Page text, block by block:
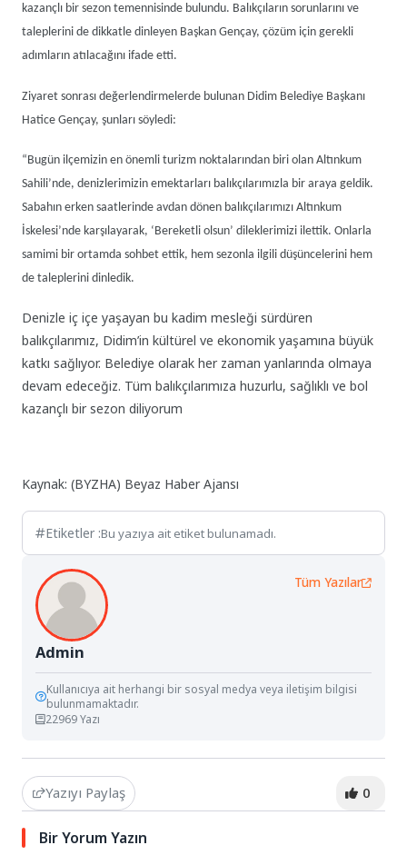
kazançlı bir sezon temennisinde bulundu. Balıkçıların sorunlarını ve
taleplerini de dikkatle dinleyen Başkan Gençay, çözüm için gerekli
adımların atılacağını ifade etti.
Ziyaret sonrası değerlendirmelerde bulunan Didim Belediye Başkanı
Hatice Gençay, şunları söyledi:
“Bugün ilçemizin en önemli turizm noktalarından biri olan Altınkum
Sahili’nde, denizlerimizin emektarları balıkçılarımızla bir araya geldik.
Sabahın erken saatlerinde avdan dönen balıkçılarımızı Altınkum
İskelesi’nde karşılayarak, ‘Bereketli olsun’ dileklerimizi ilettik. Onlarla
samimi bir ortamda sohbet ettik, hem sezonla ilgili düşüncelerini hem
de taleplerini dinledik.
Denizle iç içe yaşayan bu kadim mesleği sürdüren
balıkçılarımız, Didim’in kültürel ve ekonomik yaşamına büyük
katkı sağlıyor. Belediye olarak her zaman yanlarında olmaya
devam edeceğiz. Tüm balıkçılarımıza huzurlu, sağlıklı ve bol
kazançlı bir sezon diliyorum
Kaynak: (BYZHA) Beyaz Haber Ajansı
Etiketler :Bu yazıya ait etiket bulunamadı.
Admin
Tüm Yazılar
Kullanıcıya ait herhangi bir sosyal medya veya iletişim bilgisi
bulunmamaktadır.
22969 Yazı
Yazıyı Paylaş 0
Bir Yorum Yazın